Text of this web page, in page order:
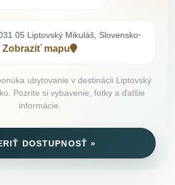
05 Liptovský Mikuláš, Slovensko•
Zobraziť mapu
ubytovanie v destinácii Liptovský
Pozrite si vybavenie, fotky a ďalšie
informácie.
DOSTUPNOSŤ »